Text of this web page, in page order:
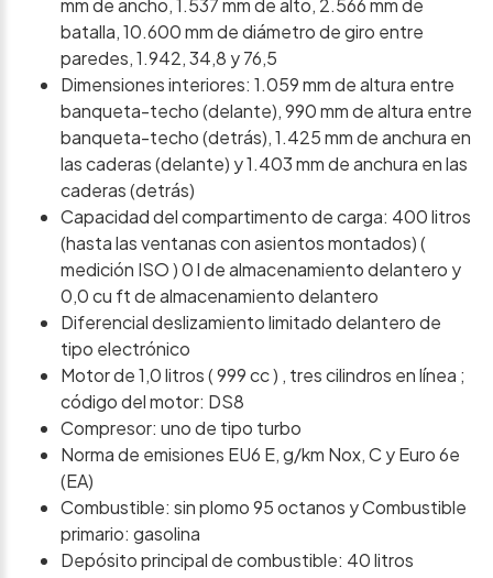
mm de ancho, 1.537 mm de alto, 2.566 mm de
batalla, 10.600 mm de diámetro de giro entre
paredes, 1.942, 34,8 y 76,5
Dimensiones interiores: 1.059 mm de altura entre
banqueta-techo (delante), 990 mm de altura entre
banqueta-techo (detrás), 1.425 mm de anchura en
las caderas (delante) y 1.403 mm de anchura en las
caderas (detrás)
Capacidad del compartimento de carga: 400 litros
(hasta las ventanas con asientos montados) (
medición ISO ) 0 l de almacenamiento delantero y
0,0 cu ft de almacenamiento delantero
Diferencial deslizamiento limitado delantero de
tipo electrónico
Motor de 1,0 litros ( 999 cc ) , tres cilindros en línea ;
código del motor: DS8
Compresor: uno de tipo turbo
Norma de emisiones EU6 E, g/km Nox, C y Euro 6e
(EA)
Combustible: sin plomo 95 octanos y Combustible
primario: gasolina
Depósito principal de combustible: 40 litros